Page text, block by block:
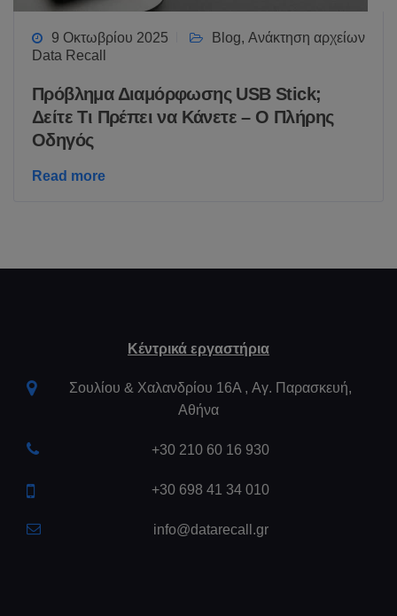
9 Οκτωβρίου 2025 Blog, Ανάκτηση αρχείων
Data Recall
Πρόβλημα Διαμόρφωσης USB Stick;
Δείτε Τι Πρέπει να Κάνετε – Ο Πλήρης
Οδηγός
Read more
Κέντρικά εργαστήρια
Σουλίου & Χαλανδρίου 16Α , Aγ. Παρασκευή,
Αθήνα
+30 210 60 16 930
+30 698 41 34 010
info@datarecall.gr